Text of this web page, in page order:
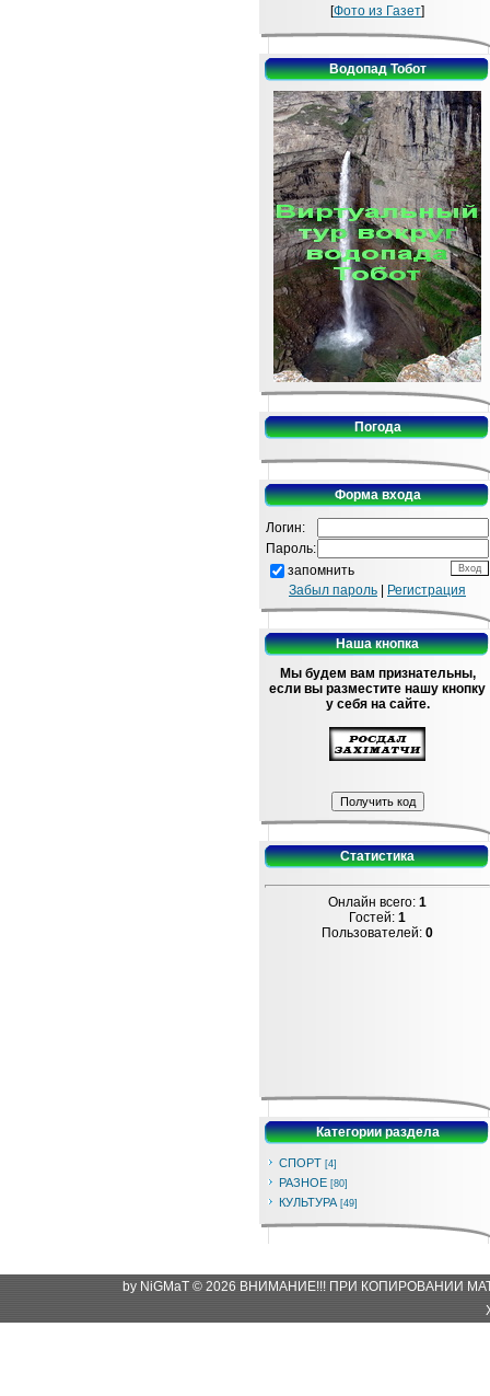
[Фото из Газет]
Водопад Тобот
Погода
Форма входа
Логин:
Пароль:
запомнить
Забыл пароль
Регистрация
Наша кнопка
Мы будем вам признательны,
если вы разместите нашу кнопку
у себя на сайте.
Статистика
Онлайн всего: 1
Гостей: 1
Пользователей: 0
Категории раздела
СПОРТ [4]
РАЗНОЕ [80]
КУЛЬТУРА [49]
by NiGMaT © 2026 ВНИМАНИЕ!!! ПРИ КОПИРОВАНИИ